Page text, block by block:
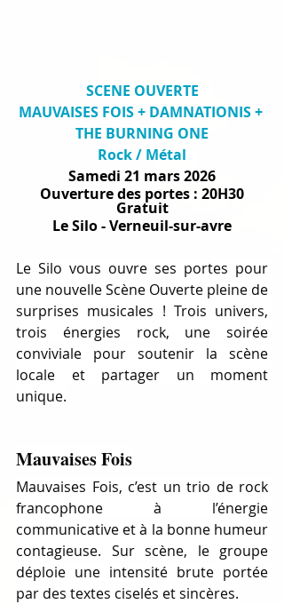
SCENE OUVERTE
MAUVAISES FOIS + DAMNATIONIS +
THE BURNING ONE
Rock / Métal
Samedi 21 mars 2026
Ouverture des portes : 20H30
Gratuit
Le Silo - Verneuil-sur-avre
Le Silo vous ouvre ses portes pour
une nouvelle Scène Ouverte pleine de
surprises musicales ! Trois univers,
trois énergies rock, une soirée
conviviale pour soutenir la scène
locale et partager un moment
unique.
Mauvaises Fois
Mauvaises Fois, c’est un trio de rock
francophone à l’énergie
communicative et à la bonne humeur
contagieuse. Sur scène, le groupe
déploie une intensité brute portée
par des textes ciselés et sincères.